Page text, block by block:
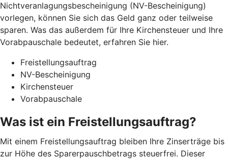
Nichtveranlagungsbescheinigung (NV-Bescheinigung)
vorlegen, können Sie sich das Geld ganz oder teilweise
sparen. Was das außerdem für Ihre Kirchensteuer und Ihre
Vorabpauschale bedeutet, erfahren Sie hier.
Freistellungsauftrag
NV-Bescheinigung
Kirchensteuer
Vorabpauschale
Was ist ein Freistellungsauftrag?
Mit einem Freistellungsauftrag bleiben Ihre Zinserträge bis
zur Höhe des Sparerpauschbetrags steuerfrei. Dieser